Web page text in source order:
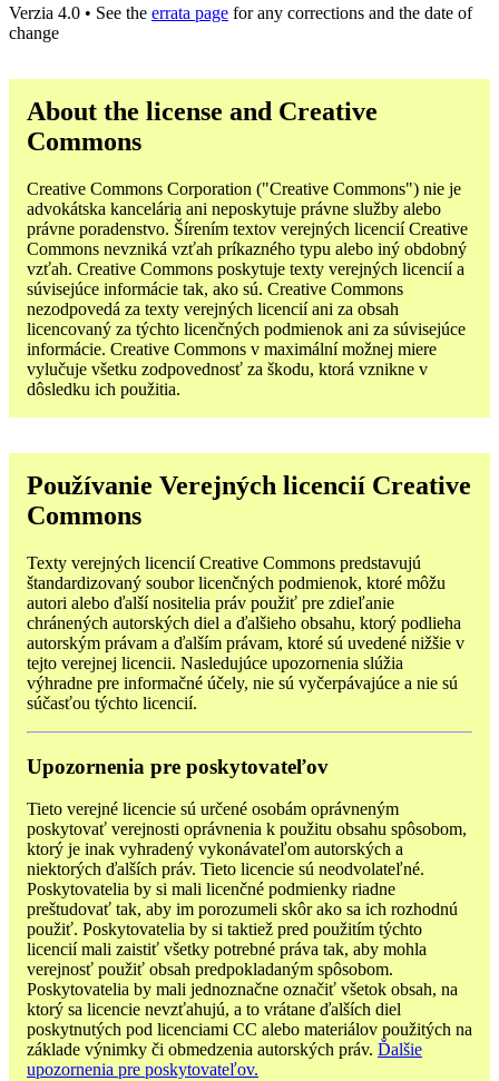
Verzia 4.0 • See the errata page for any corrections and the date of
change
About the license and Creative
Commons
Creative Commons Corporation ("Creative Commons") nie je
advokátska kancelária ani neposkytuje právne služby alebo
právne poradenstvo. Šírením textov verejných licencií Creative
Commons nevzniká vzťah príkazného typu alebo iný obdobný
vzťah. Creative Commons poskytuje texty verejných licencií a
súvisejúce informácie tak, ako sú. Creative Commons
nezodpovedá za texty verejných licencií ani za obsah
licencovaný za týchto licenčných podmienok ani za súvisejúce
informácie. Creative Commons v maximální možnej miere
vylučuje všetku zodpovednosť za škodu, ktorá vznikne v
dôsledku ich použitia.
Používanie Verejných licencií Creative
Commons
Texty verejných licencií Creative Commons predstavujú
štandardizovaný soubor licenčných podmienok, ktoré môžu
autori alebo ďalší nositelia práv použiť pre zdieľanie
chránených autorských diel a ďalšieho obsahu, ktorý podlieha
autorským právam a ďalším právam, ktoré sú uvedené nižšie v
tejto verejnej licencii. Nasledujúce upozornenia slúžia
výhradne pre informačné účely, nie sú vyčerpávajúce a nie sú
súčasťou týchto licencií.
Upozornenia pre poskytovateľov
Tieto verejné licencie sú určené osobám oprávneným
poskytovať verejnosti oprávnenia k použitu obsahu spôsobom,
ktorý je inak vyhradený vykonávateľom autorských a
niektorých ďalších práv. Tieto licencie sú neodvolateľné.
Poskytovatelia by si mali licenčné podmienky riadne
preštudovať tak, aby im porozumeli skôr ako sa ich rozhodnú
použiť. Poskytovatelia by si taktiež pred použitím týchto
licencií mali zaistiť všetky potrebné práva tak, aby mohla
verejnosť použiť obsah predpokladaným spôsobom.
Poskytovatelia by mali jednoznačne označiť všetok obsah, na
ktorý sa licencie nevzťahujú, a to vrátane ďalších diel
poskytnutých pod licenciami CC alebo materiálov použitých na
základe výnimky či obmedzenia autorských práv. Ďalšie
upozornenia pre poskytovateľov.